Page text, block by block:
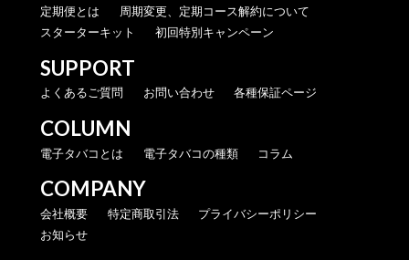
定期便とは
周期変更、定期コース解約について
スターターキット
初回特別キャンペーン
SUPPORT
よくあるご質問 お問い合わせ 各種保証ページ
COLUMN
電子タバコとは 電子タバコの種類 コラム
COMPANY
会社概要 特定商取引法
プライバシーポリシー
お知らせ